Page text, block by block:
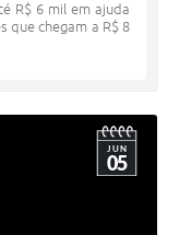
R$ 6 mil em ajuda
que chegam a R$ 8
JUN
05